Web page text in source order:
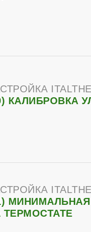
КАЛИБРОВКА
ТЕРМОСТАТЕ